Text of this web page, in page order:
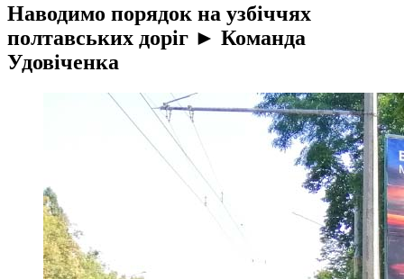
Наводимо порядок на узбіччях
полтавських доріг ► Команда
Удовіченка